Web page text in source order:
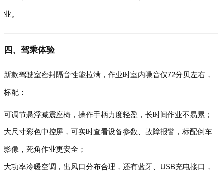
业。
四、驾乘体验
新款驾驶室密封隔音性能拉满，作业时室内噪音仅72分贝左右，
标配：
可调节悬浮减震座椅，操作手柄力度轻盈，长时间作业不易累；
大尺寸彩色中控屏，可实时查看设备参数、故障报警，标配倒车
影像，死角作业更安全；
大功率冷暖空调，出风口分布合理，还有蓝牙、USB充电接口，